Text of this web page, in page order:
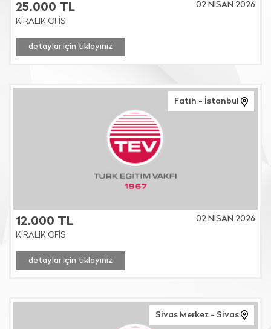
25.000 TL
02 NİSAN 2026
KİRALIK OFİS
detaylar için tıklayınız
Fatih - İstanbul
12.000 TL
02 NİSAN 2026
KİRALIK OFİS
detaylar için tıklayınız
Sivas Merkez - Sivas